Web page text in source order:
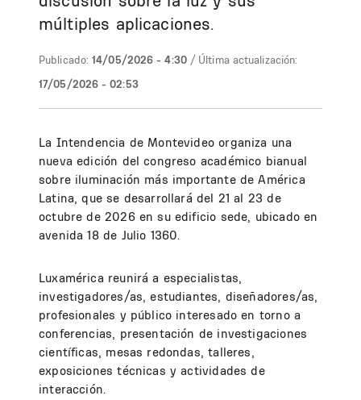
múltiples aplicaciones.
Publicado: 14/05/2026 - 4:30 / Última actualización:
17/05/2026 - 02:53
La Intendencia de Montevideo organiza una
nueva edición del congreso académico bianual
sobre iluminación más importante de América
Latina, que se desarrollará del 21 al 23 de
octubre de 2026 en su edificio sede, ubicado en
avenida 18 de Julio 1360.
Luxamérica reunirá a especialistas,
investigadores/as, estudiantes, diseñadores/as,
profesionales y público interesado en torno a
conferencias, presentación de investigaciones
científicas, mesas redondas, talleres,
exposiciones técnicas y actividades de
interacción.